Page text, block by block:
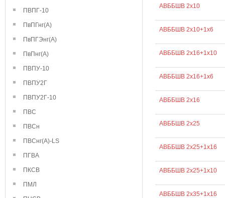
ПВПГ-10
ПвПГнг(А)
ПвПГЭнг(А)
ПвПнг(А)
ПВПУ-10
ПВПУ2Г
ПВПУ2Г-10
ПВС
ПВСн
ПВСнг(А)-LS
ПГВА
ПКСВ
ПМЛ
АВББШВ 2х10
АВББШВ 2х10+1х6
АВББШВ 2х16+1х10
АВББШВ 2х16+1х6
АВББШВ 2х16
АВББШВ 2х25
АВББШВ 2х25+1х16
АВББШВ 2х25+1х10
АВББШВ 2х35+1х16